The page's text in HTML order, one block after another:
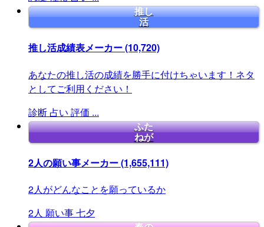
推し
活
推し活成績表メーカー(10,720)
あなたの推し活の成績を勝手に付けちゃいます！ネタ
としてご利用ください！
診断 占い 評価 ...
ふた
ねが
2人の願い事メーカー(1,655,111)
2人がどんなことを願っているか
2人 願い事七夕